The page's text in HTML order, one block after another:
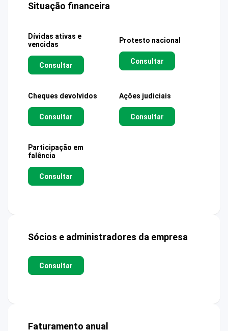
Situação financeira
Dívidas ativas e
vencidas
Consultar
Protesto nacional
Consultar
Cheques devolvidos
Consultar
Ações judiciais
Consultar
Participação em
falência
Consultar
Sócios e administradores da empresa
Consultar
Faturamento anual